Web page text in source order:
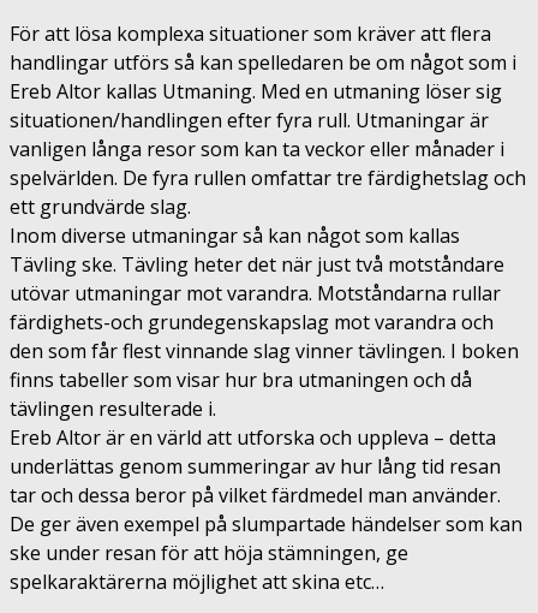
För att lösa komplexa situationer som kräver att flera
handlingar utförs så kan spelledaren be om något som i
Ereb Altor kallas Utmaning. Med en utmaning löser sig
situationen/handlingen efter fyra rull. Utmaningar är
vanligen långa resor som kan ta veckor eller månader i
spelvärlden. De fyra rullen omfattar tre färdighetslag och
ett grundvärde slag.
Inom diverse utmaningar så kan något som kallas
Tävling ske. Tävling heter det när just två motståndare
utövar utmaningar mot varandra. Motståndarna rullar
färdighets-och grundegenskapslag mot varandra och
den som får flest vinnande slag vinner tävlingen. I boken
finns tabeller som visar hur bra utmaningen och då
tävlingen resulterade i.
Ereb Altor är en värld att utforska och uppleva – detta
underlättas genom summeringar av hur lång tid resan
tar och dessa beror på vilket färdmedel man använder.
De ger även exempel på slumpartade händelser som kan
ske under resan för att höja stämningen, ge
spelkaraktärerna möjlighet att skina etc…